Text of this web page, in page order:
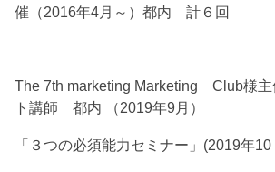
催（2016年4月～）都内 計６回
The 7th marketing Marketing Club様
ト講師 都内 （2019年9月）
「３つの必須能力セミナー」(2019年